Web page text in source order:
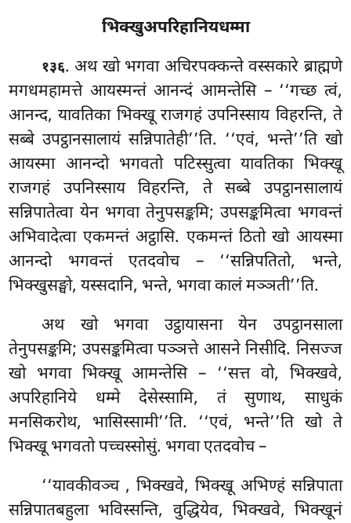
भिक्खुअपरिहानियधम्मा
१३६. अथ खो भगवा अचिरपक्कन्ते वस्सकारे ब्राह्मणे
मगधमहामत्ते आयस्मन्तं आनन्दं आमन्तेसि – ‘‘गच्छ त्वं,
आनन्द, यावतिका भिक्खू राजगहं उपनिस्साय विहरन्ति, ते
सब्बे उपट्ठानसालायं सन्निपातेही’’ति. ‘‘एवं, भन्ते’’ति खो
आयस्मा आनन्दो भगवतो पटिस्सुत्वा यावतिका भिक्खू
राजगहं उपनिस्साय विहरन्ति, ते सब्बे उपट्ठानसालायं
सन्निपातेत्वा येन भगवा तेनुपसङ्कमि; उपसङ्कमित्वा भगवन्तं
अभिवादेत्वा एकमन्तं अट्ठासि. एकमन्तं ठितो खो आयस्मा
आनन्दो भगवन्तं एतदवोच – ‘‘सन्निपतितो, भन्ते,
भिक्खुसङ्घो, यस्सदानि, भन्ते, भगवा कालं मञ्ञती’’ति.
अथ खो भगवा उट्ठायासना येन उपट्ठानसाला
तेनुपसङ्कमि; उपसङ्कमित्वा पञ्ञत्ते आसने निसीदि. निसज्ज
खो भगवा भिक्खू आमन्तेसि – ‘‘सत्त वो, भिक्खवे,
अपरिहानिये धम्मे देसेस्सामि, तं सुणाथ, साधुकं
मनसिकरोथ, भासिस्सामी’’ति. ‘‘एवं, भन्ते’’ति खो ते
भिक्खू भगवतो पच्चस्सोसुं. भगवा एतदवोच –
‘‘यावकीवञ्च , भिक्खवे, भिक्खू अभिण्हं सन्निपाता
सन्निपातबहुला भविस्सन्ति, वुद्धियेव, भिक्खवे, भिक्खूनं